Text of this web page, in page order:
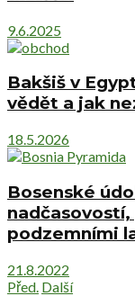
9.6.2025
Bakšiš v
vědět a jak
18.5.2026
Bosenské
podzemními
21.8.2022
Před. Další